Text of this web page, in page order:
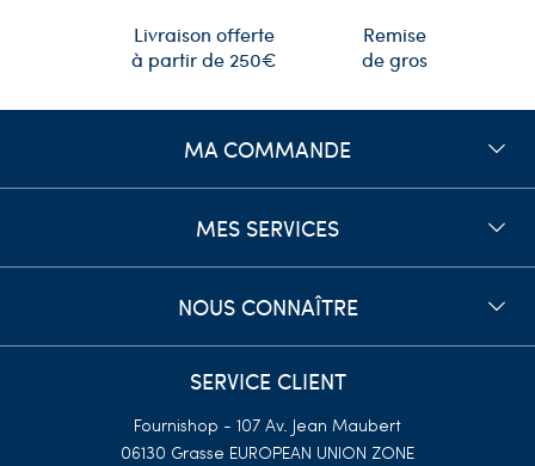
Livraison offerte
à partir de 250€
Remise
de gros
MA COMMANDE
MES SERVICES
NOUS CONNAÎTRE
SERVICE CLIENT
Fournishop - 107 Av. Jean Maubert
06130 Grasse EUROPEAN UNION ZONE